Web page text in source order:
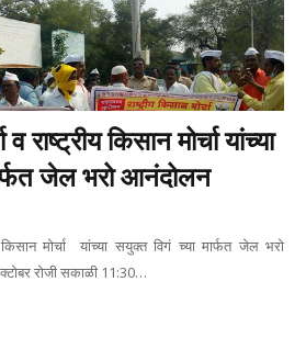
राष्ट्रीय किसान मोर्चा यांच्या
जेल भरो आनंदोलन
किसान मोर्चा यांच्या सयुक्त विगं च्या मार्फत जेल भरो
रोजी सकाळी 11:30…